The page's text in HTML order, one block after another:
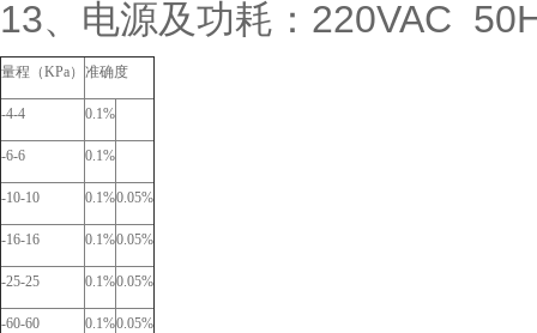
13、电源及功耗：220VAC
量程（KPa） 准确度
-4-4 0.1%
-6-6 0.1%
-10-10 0.1%0.05%
-16-16 0.1%0.05%
-25-25 0.1%0.05%
-60-60 0.1%0.05%